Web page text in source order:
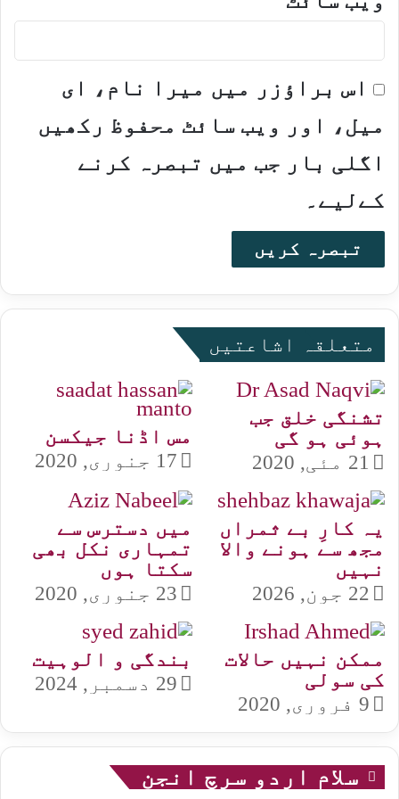
اس براؤزر میں میرا نام، ای
میل، اور ویب سائٹ محفوظ رکھیں
اگلی بار جب میں تبصرہ کرنے
کےلیے۔
متعلقہ اشاعتیں
تشنگی خلق جب
ہوئی ہو گی
21 مئی, 2020
مس اڈنا جیکسن
17 جنوری, 2020
یہ کارِ بے ثمراں
مجھ سے ہونے والا
نہیں
22 جون, 2026
میں دسترس سے
تمہاری نکل بھی
سکتا ہوں
23 جنوری, 2020
ممکن نہیں حالات
کی سولی
9 فروری, 2020
بندگی و الوہیت
29 دسمبر, 2024
سلام اردو سرچ انجن